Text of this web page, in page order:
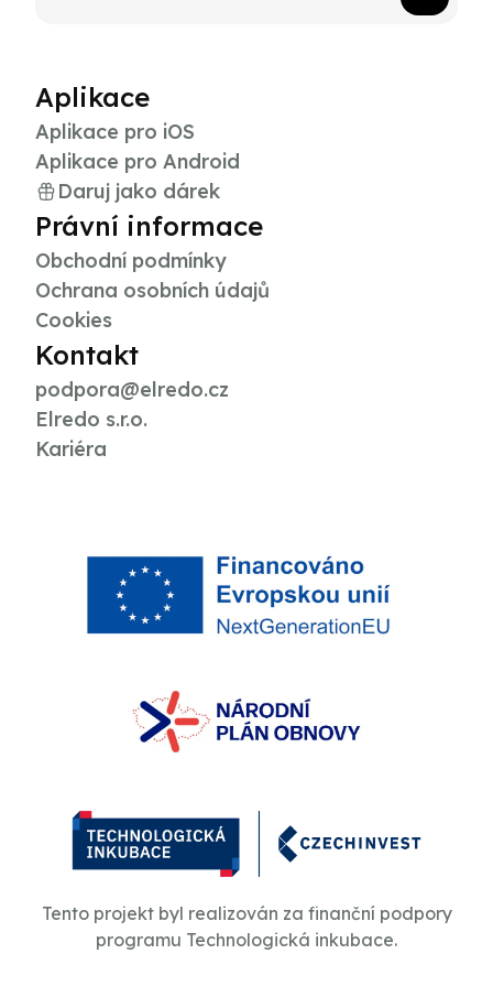
Aplikace
Aplikace pro iOS
Aplikace pro Android
Daruj jako dárek
Právní informace
Obchodní podmínky
Ochrana osobních údajů
Cookies
Kontakt
podpora@elredo.cz
Elredo s.r.o.
Kariéra
Tento projekt byl realizován za finanční podpory
programu Technologická inkubace.